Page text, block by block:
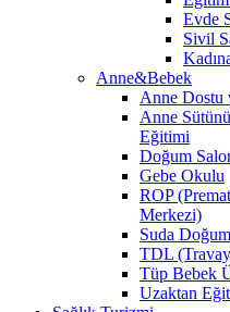
Evde
Sivil
Anne&Bebek
Anne Dostu
Anne
Eğitimi
Doğum
Gebe Okulu
ROP
Merkezi)
Suda
TDL
Tüp Bebek
Uzaktan